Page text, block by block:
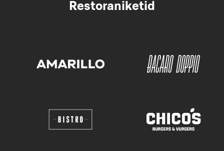
Restoraniketid